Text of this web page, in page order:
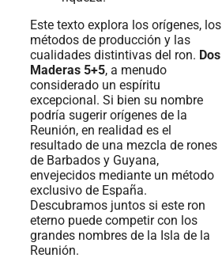
Este texto explora los orígenes, los
métodos de producción y las
cualidades distintivas del ron. Dos
Maderas 5+5, a menudo
considerado un espíritu
excepcional. Si bien su nombre
podría sugerir orígenes de la
Reunión, en realidad es el
resultado de una mezcla de rones
de Barbados y Guyana,
envejecidos mediante un método
exclusivo de España.
Descubramos juntos si este ron
eterno puede competir con los
grandes nombres de la Isla de la
Reunión.